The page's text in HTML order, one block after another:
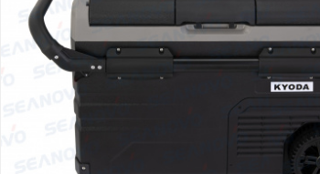
Автохолодильник
KYODA